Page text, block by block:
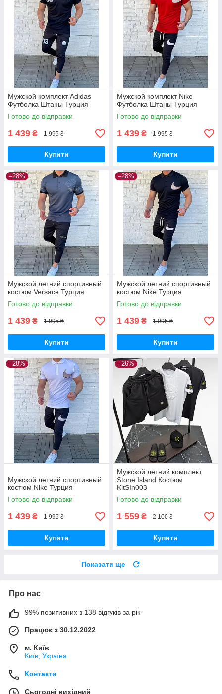
Мужской комплект Adidas
Футболка Штаны Турция
Готово до відправки
1 439 ₴ 1 995 ₴
Купити
Мужской комплект Nike
Футболка Штаны Турция
Готово до відправки
1 439 ₴ 1 995 ₴
Купити
–28%
Мужской летний спортивный
костюм Versace Турция
Готово до відправки
1 439 ₴ 1 995 ₴
Купити
–28%
Мужской летний спортивный
костюм Nike Турция
Готово до відправки
1 439 ₴ 1 995 ₴
Купити
–28%
Мужской летний спортивный
костюм Nike Турция
Готово до відправки
1 439 ₴ 1 995 ₴
Купити
–26%
Мужской летний комплект
Stone Island Костюм
KitSIn003
Готово до відправки
1 559 ₴ 2 100 ₴
Купити
Показати ще
Про нас
99% позитивних з 138 відгуків за рік
Працює з 30.12.2022
м. Київ
Київ, Україна
Контакти
Сьогодні вихідний